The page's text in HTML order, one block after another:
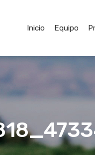
Inicio Equipo